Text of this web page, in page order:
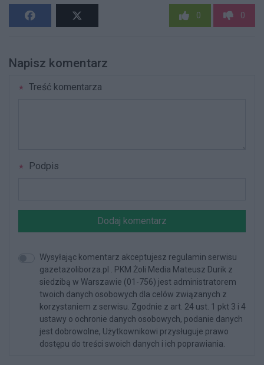
0 0
Napisz komentarz
Treść komentarza
Podpis
Dodaj komentarz
Wysyłając komentarz akceptujesz regulamin serwisu
gazetazoliborza.pl . PKM Żoli Media Mateusz Durik z
siedzibą w Warszawie (01-756) jest administratorem
twoich danych osobowych dla celów związanych z
korzystaniem z serwisu. Zgodnie z art. 24 ust. 1 pkt 3 i 4
ustawy o ochronie danych osobowych, podanie danych
jest dobrowolne, Użytkownikowi przysługuje prawo
dostępu do treści swoich danych i ich poprawiania.